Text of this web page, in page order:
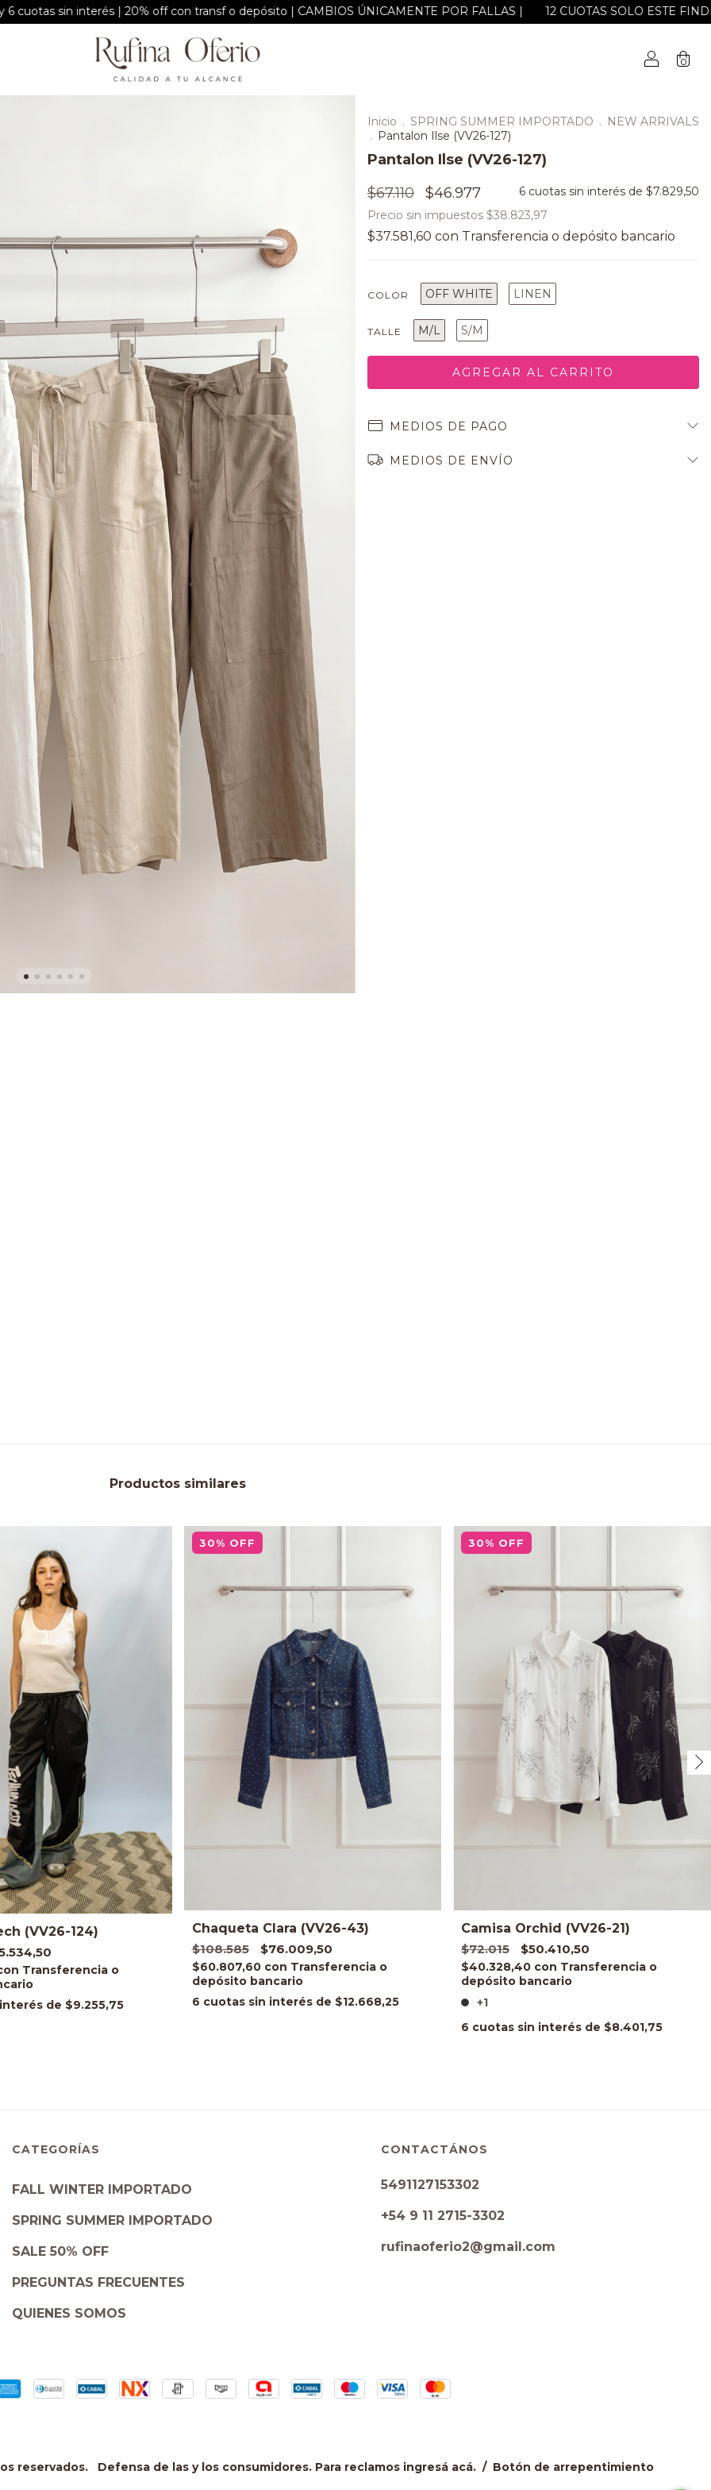
| 20% off con transf o depósito | CAMBIOS ÚNICAMENTE POR FALLAS | 12 CUOTAS SOLO ESTE FINDE! | 2, 3 y 6
0
Inicio . SPRING SUMMER IMPORTADO . NEW ARRIVALS
. Pantalon Ilse (VV26-127)
Pantalon Ilse (VV26-127)
$67.110
$46.977 6 cuotas sin interés de $7.829,50
Precio sin impuestos $38.823,97
$37.581,60 con
COLOR OFF WHITE LINEN
TALLE M/L S/M
MEDIOS DE PAGO
MEDIOS DE ENVÍO
Productos similares
(VV26-124)
de $9.255,75
30% OFF
Chaqueta Clara (VV26-43)
$108.585
$76.009,50
$60.807,60 con
6 cuotas sin interés de $12.668,25
30% OFF
Camisa Orchid (VV26-21)
$72.015
$50.410,50
$40.328,40 con
+1
6 cuotas sin interés de $8.401,75
CATEGORÍAS
FALL WINTER IMPORTADO
SPRING SUMMER IMPORTADO
SALE 50% OFF
PREGUNTAS FRECUENTES
QUIENES SOMOS
CONTACTÁNOS
5491127153302
+54 9 11 2715-3302
rufinaoferio2@gmail.com
reservados. Defensa de las y los consumidores. Para reclamos ingresá acá. / Botón de arrepentimiento